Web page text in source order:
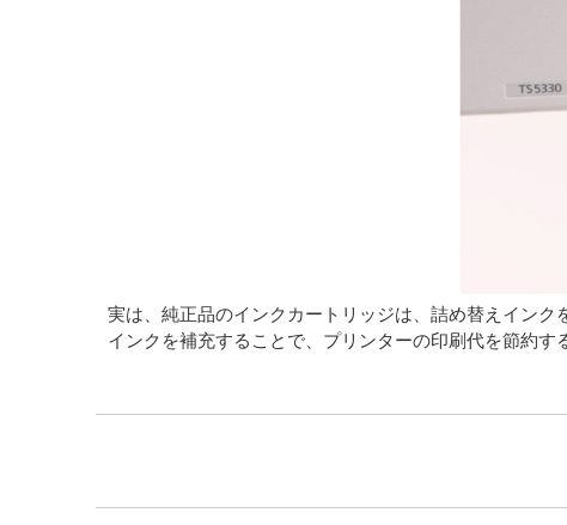
実は、純正品のインクカートリッジは、詰め替えインク
インクを補充することで、プリンターの印刷代を節約す